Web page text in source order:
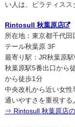
い人は、ピラティスス
Rintosull 秋葉原店
所在地：東京都千代
テール秋葉原 3F
最寄り駅：JR秋葉原
秋葉原駅5番出口から
から徒歩1分
中央改札から近い女
通いやすさを重視する
⇒ Rintosull 秋葉原店